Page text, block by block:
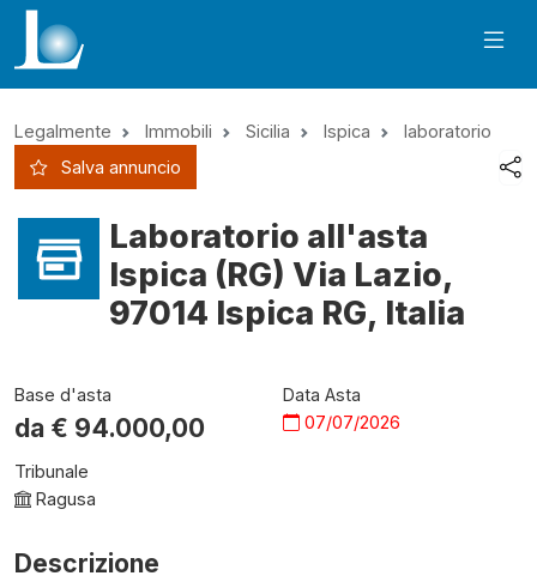
Legalmente Immobili Sicilia Ispica
laboratorio
Salva annuncio
Laboratorio all'asta
Ispica (RG) Via Lazio,
97014 Ispica RG, Italia
Base d'asta
da € 94.000,00
Data Asta
07/07/2026
Tribunale
Ragusa
Descrizione